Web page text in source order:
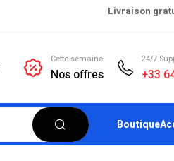
Livraison
Cette semaine
Nos offres
24/7
+33
Boutique